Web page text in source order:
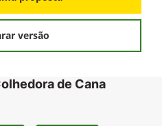
versão
de Cana